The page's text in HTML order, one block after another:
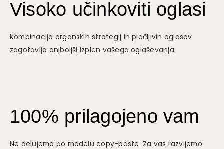
Visoko učinkoviti oglasi
Kombinacija organskih strategij in plačljivih oglasov
zagotavlja anjboljši izplen vašega oglaševanja.
100% prilagojeno vam
Ne delujemo po modelu copy-paste. Za vas razvijemo